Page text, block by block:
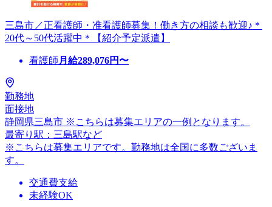
三島市／正看護師・准看護師募集！働き方の相談も歓迎♪＊
20代～50代活躍中＊【紹介予定派遣】
看護師 月給289,076円〜
勤務地
面接地
静岡県三島市 ※こちらは募集エリアの一例となります。
最寄り駅：三島駅など
※こちらは募集エリアです。勤務地は全国に多数ございま
す。
交通費支給
未経験OK